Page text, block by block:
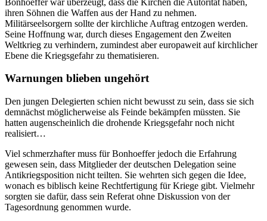
ihren Söhnen die Waffen aus der Hand zu nehmen.
Militärseelsorgern sollte der kirchliche Auftrag entzogen werden.
Seine Hoffnung war, durch dieses Engagement den Zweiten
Weltkrieg zu verhindern, zumindest aber europaweit auf kirchlicher
Ebene die Kriegsgefahr zu thematisieren.
Warnungen blieben ungehört
Den jungen Delegierten schien nicht bewusst zu sein, dass sie sich
demnächst möglicherweise als Feinde bekämpfen müssten. Sie
hatten augenscheinlich die drohende Kriegsgefahr noch nicht
realisiert…
Viel schmerzhafter muss für Bonhoeffer jedoch die Erfahrung
gewesen sein, dass Mitglieder der deutschen Delegation seine
Antikriegsposition nicht teilten. Sie wehrten sich gegen die Idee,
wonach es biblisch keine Rechtfertigung für Kriege gibt. Vielmehr
sorgten sie dafür, dass sein Referat ohne Diskussion von der
Tagesordnung genommen wurde.